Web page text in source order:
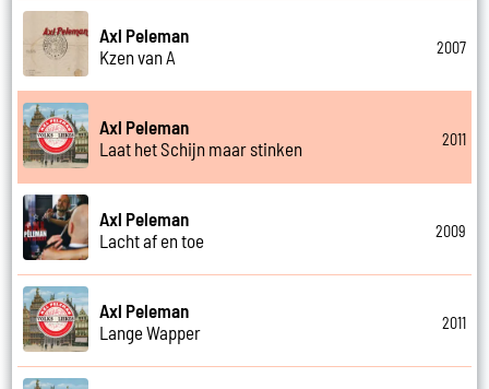
Axl Peleman
Kzen van A
2007
Axl Peleman
Laat het Schijn maar stinken
2011
Axl Peleman
Lacht af en toe
2009
Axl Peleman
Lange Wapper
2011